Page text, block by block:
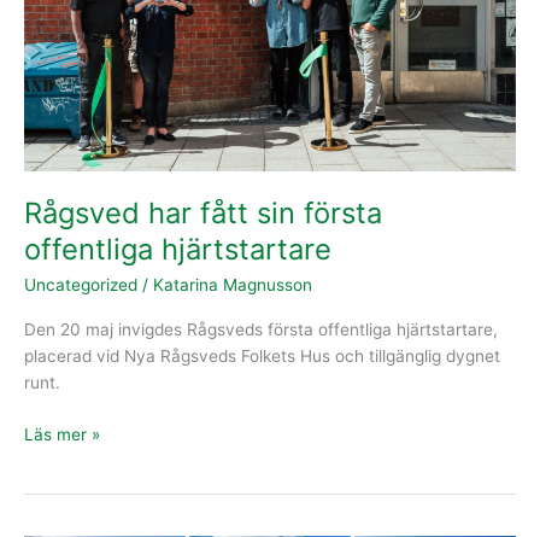
Rågsved har fått sin första
offentliga hjärtstartare
Uncategorized / Katarina Magnusson
Den 20 maj invigdes Rågsveds första offentliga hjärtstartare,
placerad vid Nya Rågsveds Folkets Hus och tillgänglig dygnet
runt.
hjärtstartare
Läs mer »